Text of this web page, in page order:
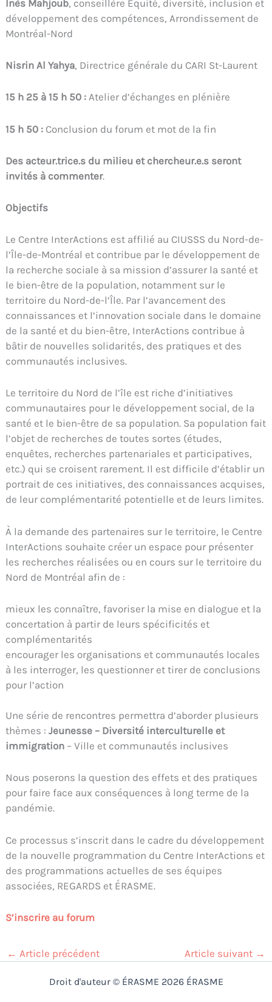
Inès Mahjoub, conseillère Équité, diversité, inclusion et
développement des compétences, Arrondissement de
Montréal-Nord
Nisrin Al Yahya, Directrice générale du CARI St-Laurent
15 h 25 à 15 h 50 : Atelier d’échanges en plénière
15 h 50 : Conclusion du forum et mot de la fin
Des acteur.trice.s du milieu et chercheur.e.s seront
invités à commenter.
Objectifs
Le Centre InterActions est affilié au CIUSSS du Nord-de-
l’Île-de-Montréal et contribue par le développement de
la recherche sociale à sa mission d’assurer la santé et
le bien-être de la population, notamment sur le
territoire du Nord-de-l’Île. Par l’avancement des
connaissances et l’innovation sociale dans le domaine
de la santé et du bien-être, InterActions contribue à
bâtir de nouvelles solidarités, des pratiques et des
communautés inclusives.
Le territoire du Nord de l’île est riche d’initiatives
communautaires pour le développement social, de la
santé et le bien-être de sa population. Sa population fait
l’objet de recherches de toutes sortes (études,
enquêtes, recherches partenariales et participatives,
etc.) qui se croisent rarement. Il est difficile d’établir un
portrait de ces initiatives, des connaissances acquises,
de leur complémentarité potentielle et de leurs limites.
À la demande des partenaires sur le territoire, le Centre
InterActions souhaite créer un espace pour présenter
les recherches réalisées ou en cours sur le territoire du
Nord de Montréal afin de :
mieux les connaître, favoriser la mise en dialogue et la
concertation à partir de leurs spécificités et
complémentarités
encourager les organisations et communautés locales
à les interroger, les questionner et tirer de conclusions
pour l’action
Une série de rencontres permettra d’aborder plusieurs
thèmes :Jeunesse – Diversité interculturelle et
immigration – Ville et communautés inclusives
Nous poserons la question des effets et des pratiques
pour faire face aux conséquences à long terme de la
pandémie.
Ce processus s’inscrit dans le cadre du développement
de la nouvelle programmation du Centre InterActions et
des programmations actuelles de ses équipes
associées, REGARDS et ÉRASME.
S’inscrire au forum
← Article précédent Article suivant →
Droit d'auteur © ÉRASME 2026 ÉRASME